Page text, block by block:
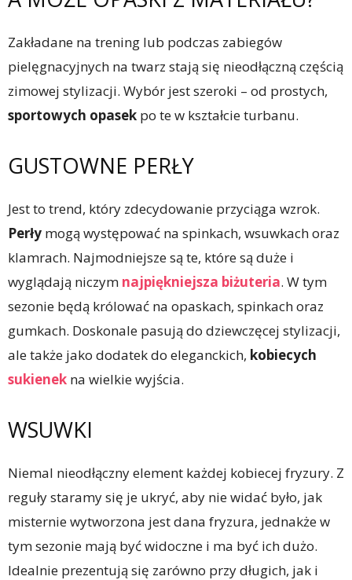
Zakładane na trening lub podczas zabiegów
pielęgnacyjnych na twarz stają się nieodłączną częścią
zimowej stylizacji. Wybór jest szeroki – od prostych,
sportowych opasek po te w kształcie turbanu.
GUSTOWNE PERŁY
Jest to trend, który zdecydowanie przyciąga wzrok.
Perły mogą występować na spinkach, wsuwkach oraz
klamrach. Najmodniejsze są te, które są duże i
wyglądają niczym najpiękniejsza biżuteria. W tym
sezonie będą królować na opaskach, spinkach oraz
gumkach. Doskonale pasują do dziewczęcej stylizacji,
ale także jako dodatek do eleganckich, kobiecych
sukienek na wielkie wyjścia.
WSUWKI
Niemal nieodłączny element każdej kobiecej fryzury. Z
reguły staramy się je ukryć, aby nie widać było, jak
misternie wytworzona jest dana fryzura, jednakże w
tym sezonie mają być widoczne i ma być ich dużo.
Idealnie prezentują się zarówno przy długich, jak i